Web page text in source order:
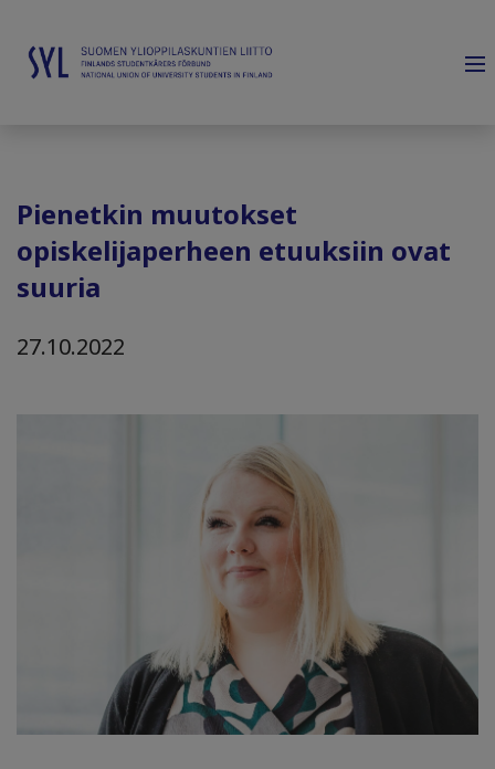
Pienetkin muutokset
opiskelijaperheen etuuksiin ovat
suuria
27.10.2022